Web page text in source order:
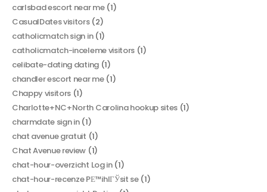
carlsbad escort near me(1)
CasualDates visitors(2)
catholicmatch sign in(1)
catholicmatch-inceleme visitors(1)
celibate-dating dating(1)
chandler escort near me(1)
Chappy visitors (1)
Charlotte+NC+North Carolina hookup sites (1)
charmdate sign in(1)
chat avenue gratuit (1)
Chat Avenue review (1)
chat-hour-overzicht Log in(1)
chat-hour-recenze PЕ™ihlГЎsit se(1)